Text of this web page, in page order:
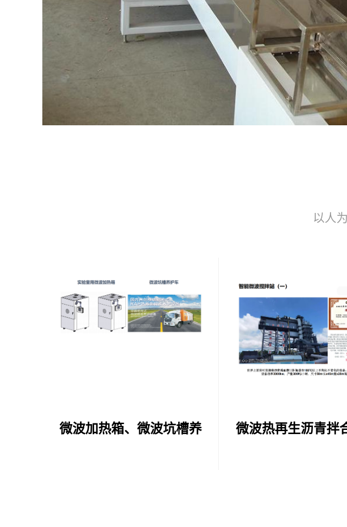
以人
微波加热箱、微波坑槽养 微波热再生沥青拌